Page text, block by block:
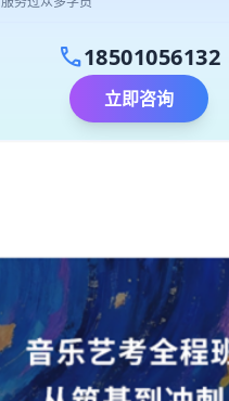
call18501056132
立即咨询